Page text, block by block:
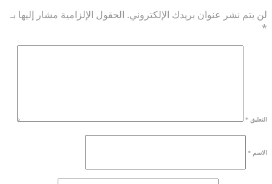
لن يتم نشر عنوان بريدك الإلكتروني. الحقول الإلزامية مشار إليها بـ
*
التعليق *
الاسم *